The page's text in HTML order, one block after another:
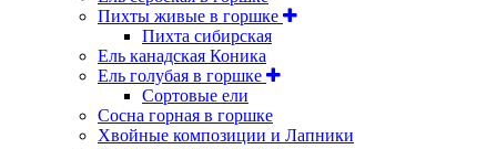
Пихты живые в горшке
Пихта сибирская
Ель канадская Коника
Ель голубая в горшке
Сортовые ели
Сосна горная в горшке
Хвойные композиции и Лапники